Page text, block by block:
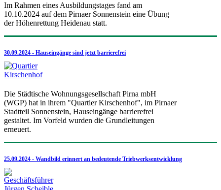
Im Rahmen eines Ausbildungstages fand am
10.10.2024 auf dem Pirnaer Sonnenstein eine Übung
der Höhenrettung Heidenau statt.
30.09.2024 - Hauseingänge sind jetzt barrierefrei
Die Städtische Wohnungsgesellschaft Pirna mbH
(WGP) hat in ihrem "Quartier Kirschenhof", im Pirnaer
Stadtteil Sonnenstein, Hauseingänge barrierefrei
gestaltet. Im Vorfeld wurden die Grundleitungen
erneuert.
25.09.2024 - Wandbild erinnert an bedeutende Triebwerksentwicklung